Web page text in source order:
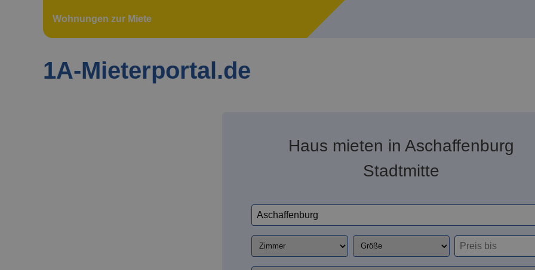
Wohnungen zur Miete
1A-Mieterportal.de
Haus mieten in Aschaffenburg
Stadtmitte